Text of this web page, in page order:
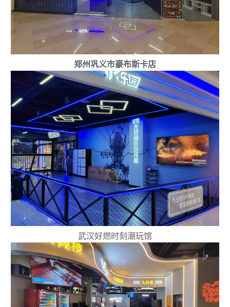
郑州巩义市豪布斯卡店
武汉好燃时刻潮玩馆